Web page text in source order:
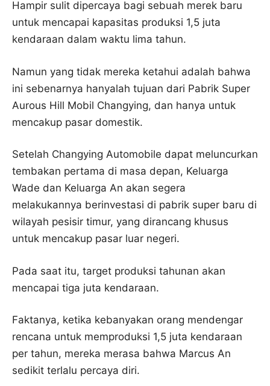
Hampir sulit dipercaya bagi sebuah merek baru
untuk mencapai kapasitas produksi 1,5 juta
kendaraan dalam waktu lima tahun.
Namun yang tidak mereka ketahui adalah bahwa
ini sebenarnya hanyalah tujuan dari Pabrik Super
Aurous Hill Mobil Changying, dan hanya untuk
mencakup pasar domestik.
Setelah Changying Automobile dapat meluncurkan
tembakan pertama di masa depan, Keluarga
Wade dan Keluarga An akan segera
melakukannya berinvestasi di pabrik super baru di
wilayah pesisir timur, yang dirancang khusus
untuk mencakup pasar luar negeri.
Pada saat itu, target produksi tahunan akan
mencapai tiga juta kendaraan.
Faktanya, ketika kebanyakan orang mendengar
rencana untuk memproduksi 1,5 juta kendaraan
per tahun, mereka merasa bahwa Marcus An
sedikit terlalu percaya diri.